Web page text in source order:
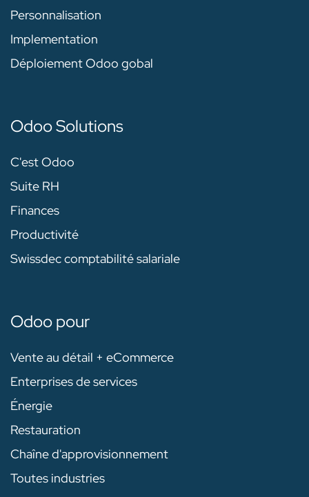
Personnalisation
Implementation
Déploiement Odoo gobal
Odoo Solutions
C'est Odoo
Suite RH
Finances
Productivité
Swissdec comptabilité salariale
Odoo pour
Vente au détail + eCommerce
Enterprises de services
Énergie
Restauration
Chaîne d'approvisionnement
Toutes industries